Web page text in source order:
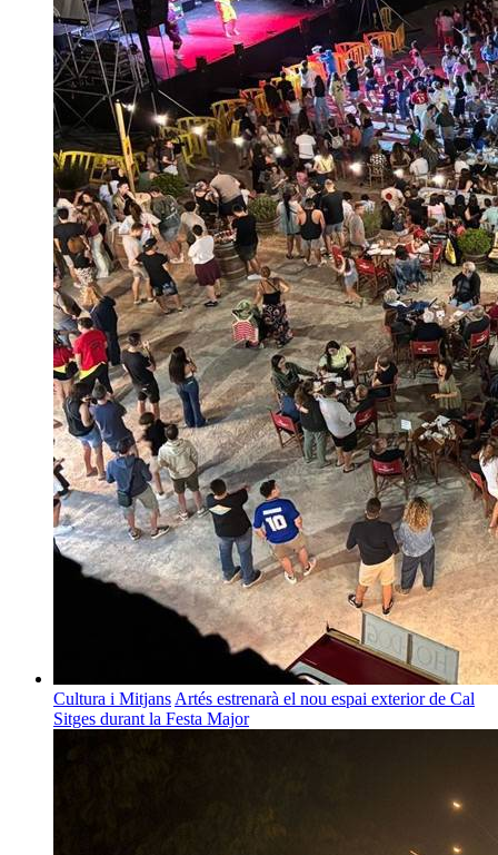
Cultura i Mitjans Artés estrenarà el nou espai exterior de Cal
Sitges durant la Festa Major